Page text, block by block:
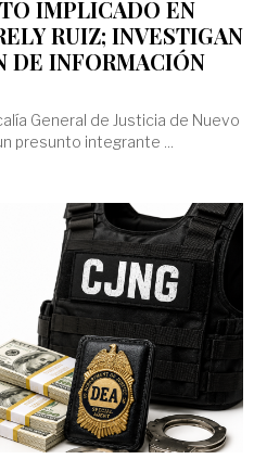
IMPLICADO EN
RUIZ; INVESTIGAN
DE INFORMACIÓN
General de Justicia de Nuevo
presunto integrante ...